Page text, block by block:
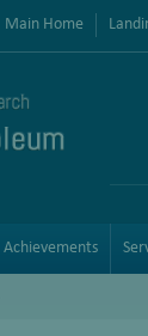
Main Home
Achievements